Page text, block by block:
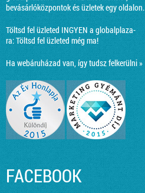
bevásárlóközpontok és üzletek egy oldalon.
Töltsd fel üzleted INGYEN a globalplaza-
ra:Töltsd fel üzleted még ma!
Ha webáruházad van, így tudsz felkerülni »
FACEBOOK